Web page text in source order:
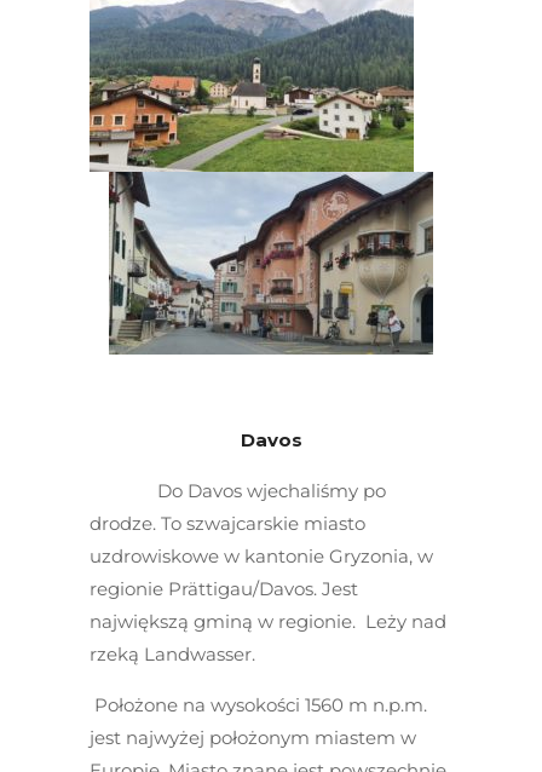
Davos
Do Davos wjechaliśmy po
drodze. To szwajcarskie miasto
uzdrowiskowe w kantonie Gryzonia, w
regionie Prättigau/Davos. Jest
największą gminą w regionie. Leży nad
rzeką Landwasser.
Położone na wysokości 1560 m n.p.m.
jest najwyżej położonym miastem w